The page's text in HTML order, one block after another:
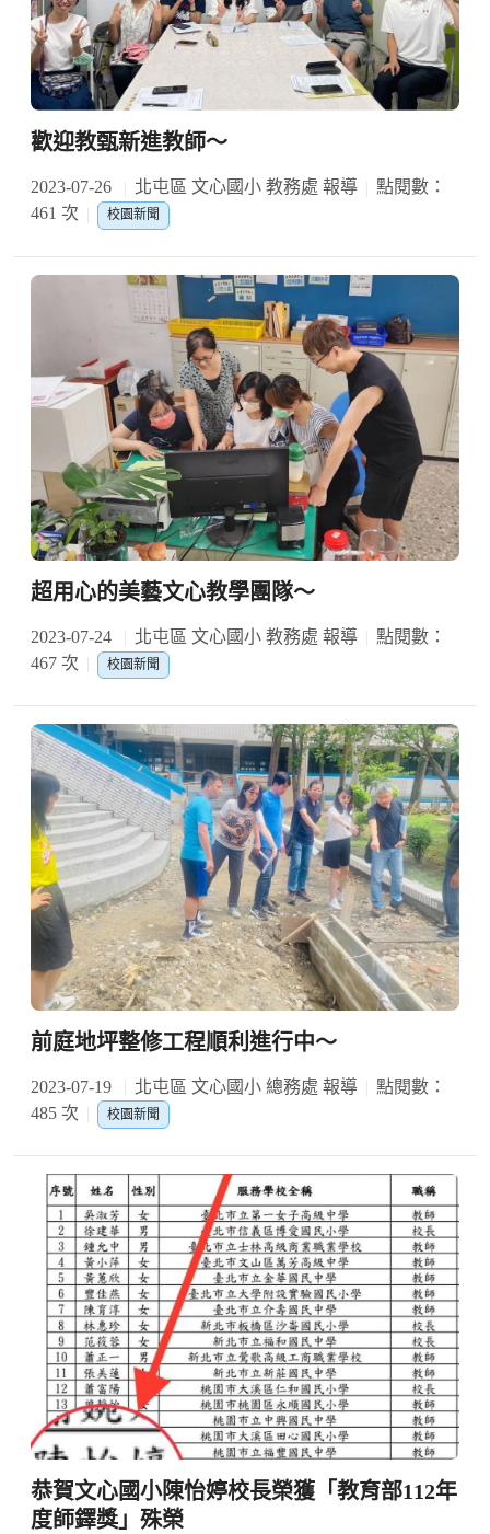
歡迎教甄新進教師～
2023-07-26 北屯區 文心國小 教務處 報導
點閱數：
461 次
校園新聞
超用心的美藝文心教學團隊～
2023-07-24 北屯區 文心國小 教務處 報導
點閱數：
467 次
校園新聞
前庭地坪整修工程順利進行中～
2023-07-19 北屯區 文心國小 總務處 報導
點閱數：
485 次
校園新聞
恭賀文心國小陳怡婷校長榮獲「教育部112年
度師鐸獎」殊榮